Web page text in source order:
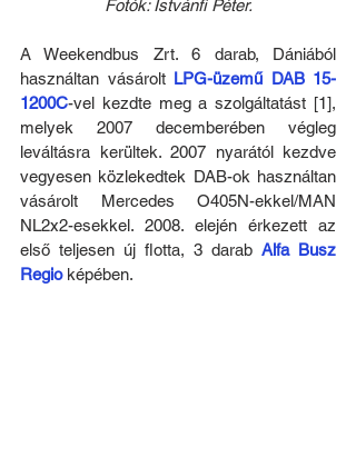
Fotók: Istvánfi Péter.
A Weekendbus Zrt. 6 darab, Dániából
használtan vásárolt LPG-üzemű DAB 15-
1200C-vel kezdte meg a szolgáltatást [1],
melyek 2007 decemberében végleg
leváltásra kerültek. 2007 nyarától kezdve
vegyesen közlekedtek DAB-ok használtan
vásárolt Mercedes O405N-ekkel/MAN
NL2x2-esekkel. 2008. elején érkezett az
első teljesen új flotta, 3 darab Alfa Busz
Regio képében.